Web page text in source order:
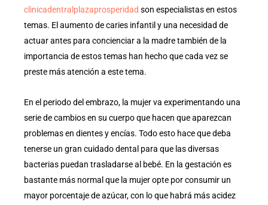
clinicadentralplazaprosperidad son especialistas en estos
temas. El aumento de caries infantil y una necesidad de
actuar antes para concienciar a la madre también de la
importancia de estos temas han hecho que cada vez se
preste más atención a este tema.
En el periodo del embrazo, la mujer va experimentando una
serie de cambios en su cuerpo que hacen que aparezcan
problemas en dientes y encías. Todo esto hace que deba
tenerse un gran cuidado dental para que las diversas
bacterias puedan trasladarse al bebé. En la gestación es
bastante más normal que la mujer opte por consumir un
mayor porcentaje de azúcar, con lo que habrá más acidez